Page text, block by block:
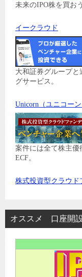
未来のIPO株を買お
イークラウド
大和証券グループ
グサービス。
Unicorn（ユニコーン
案件には全て株主優
ECF。
株式投資型クラウド
オススメ 口座開